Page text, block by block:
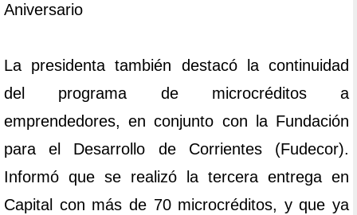
Aniversario
La presidenta también destacó la continuidad
del programa de microcréditos a
emprendedores, en conjunto con la Fundación
para el Desarrollo de Corrientes (Fudecor).
Informó que se realizó la tercera entrega en
Capital con más de 70 microcréditos, y que ya